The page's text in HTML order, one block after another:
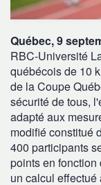
Québec, 9
RBC-Université
québécois de 10
de la Coupe
sécurité de tous,
adapté aux
modifié constitué
400 participants
points en fonction
un calcul